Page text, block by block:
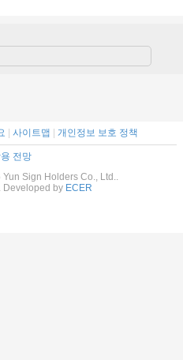
사이트맵 개인정보 보호 정책
전망
Sign Holders Co., Ltd..
Developed by ECER